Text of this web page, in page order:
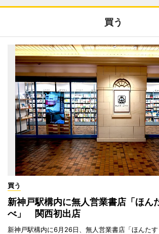
買う
買う
新神戸駅構内に無人営業書店「ほん
べ」 関西初出店
新神戸駅構内に6月26日、無人営業書店「ほんた